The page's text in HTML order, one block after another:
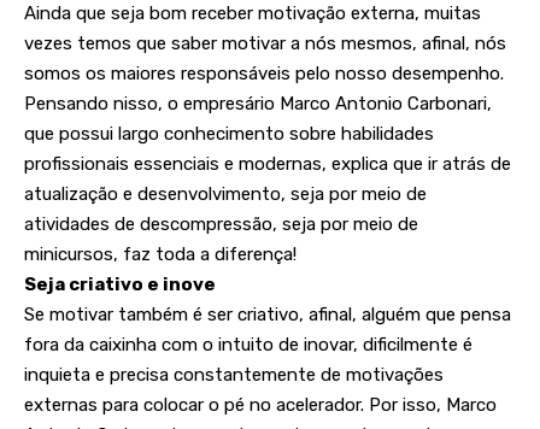
Ainda que seja bom receber motivação externa, muitas
vezes temos que saber motivar a nós mesmos, afinal, nós
somos os maiores responsáveis pelo nosso desempenho.
Pensando nisso, o empresário Marco Antonio Carbonari,
que possui largo conhecimento sobre habilidades
profissionais essenciais e modernas, explica que ir atrás de
atualização e desenvolvimento, seja por meio de
atividades de descompressão, seja por meio de
minicursos, faz toda a diferença!
Seja criativo e inove
Se motivar também é ser criativo, afinal, alguém que pensa
fora da caixinha com o intuito de inovar, dificilmente é
inquieta e precisa constantemente de motivações
externas para colocar o pé no acelerador. Por isso, Marco